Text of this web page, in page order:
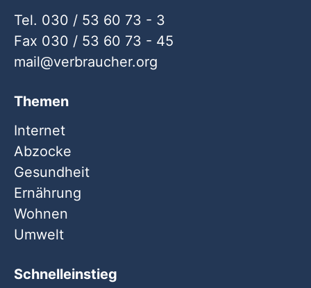
Tel. 030 / 53 60 73 - 3
Fax 030 / 53 60 73 - 45
mail
verbraucher org
Themen
Internet
Abzocke
Gesundheit
Ernährung
Wohnen
Umwelt
Schnelleinstieg